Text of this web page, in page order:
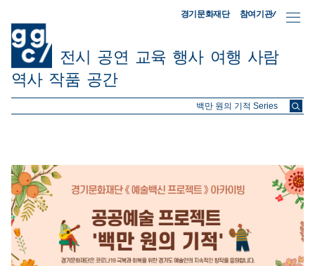
경기문화재단 참여기관/
전시 공연 교육 행사 여행 사람
역사 작품 공간
ggc/